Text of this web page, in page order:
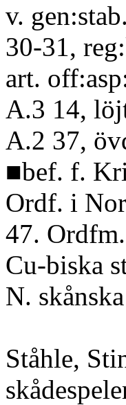
v.
30-31,
art.
A.3 14,
A.2 37,
■bef. f.
Ordf. i
47.
Cu-biska
N.
Ståhle,